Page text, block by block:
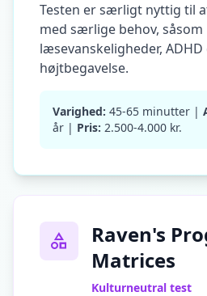
t
o
u
r
p
l
f
o
n
m
Testen er særligt nyttig til
med særlige behov, såsom
læsevanskeligheder, ADHD
højtbegavelse.
Varighed: 45-65 minutter |
år | Pris: 2.500-4.000 kr.
Raven's
Matrices
Kulturneutral test